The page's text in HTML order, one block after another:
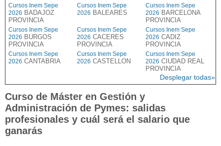
Cursos Inem Sepe
2026 BADAJOZ
PROVINCIA
Cursos Inem Sepe
2026 BALEARES
Cursos Inem Sepe
2026 BARCELONA
PROVINCIA
Cursos Inem Sepe
2026 BURGOS
PROVINCIA
Cursos Inem Sepe
2026 CACERES
PROVINCIA
Cursos Inem Sepe
2026 CADIZ
PROVINCIA
Cursos Inem Sepe
2026 CANTABRIA
Cursos Inem Sepe
2026 CASTELLON
Cursos Inem Sepe
2026 CIUDAD REAL
PROVINCIA
Desplegar todas»
Curso de Máster en Gestión y
Administración de Pymes: salidas
profesionales y cuál será el salario que
ganarás